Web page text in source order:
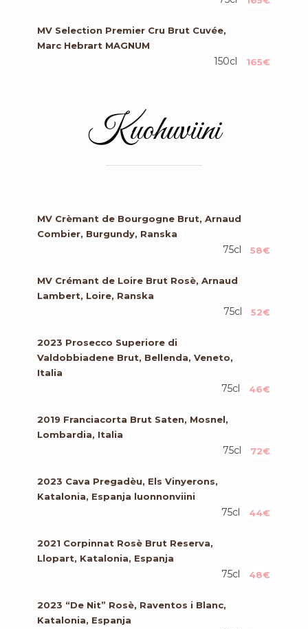
MV Selection Premier Cru Brut Cuvée,
Marc Hebrart MAGNUM
165€
150cl
Kuohuviini
MV Crèmant de Bourgogne Brut, Arnaud
Combier, Burgundy, Ranska
58€
75cl
MV Crémant de Loire Brut Rosè, Arnaud
Lambert, Loire, Ranska
52€
75cl
2023 Prosecco Superiore di
Valdobbiadene Brut, Bellenda, Veneto,
Italia
46€
75cl
2019 Franciacorta Brut Saten, Mosnel,
Lombardia, Italia
72€
75cl
2023 Cava Pregadèu, Els Vinyerons,
Katalonia, Espanja luonnonviini
44€
75cl
2021 Corpinnat Rosè Brut Reserva,
Llopart, Katalonia, Espanja
48€
75cl
2023 “De Nit” Rosè, Raventos i Blanc,
Katalonia, Espanja